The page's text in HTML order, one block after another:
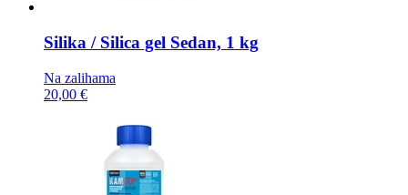
Silika / Silica gel Sedan, 1 kg
Na zalihama
20,00 €